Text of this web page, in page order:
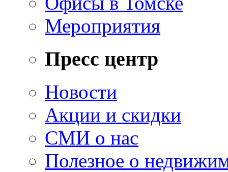
Мероприятия
Пресс центр
Новости
Акции и скидки
СМИ о нас
Полезное о